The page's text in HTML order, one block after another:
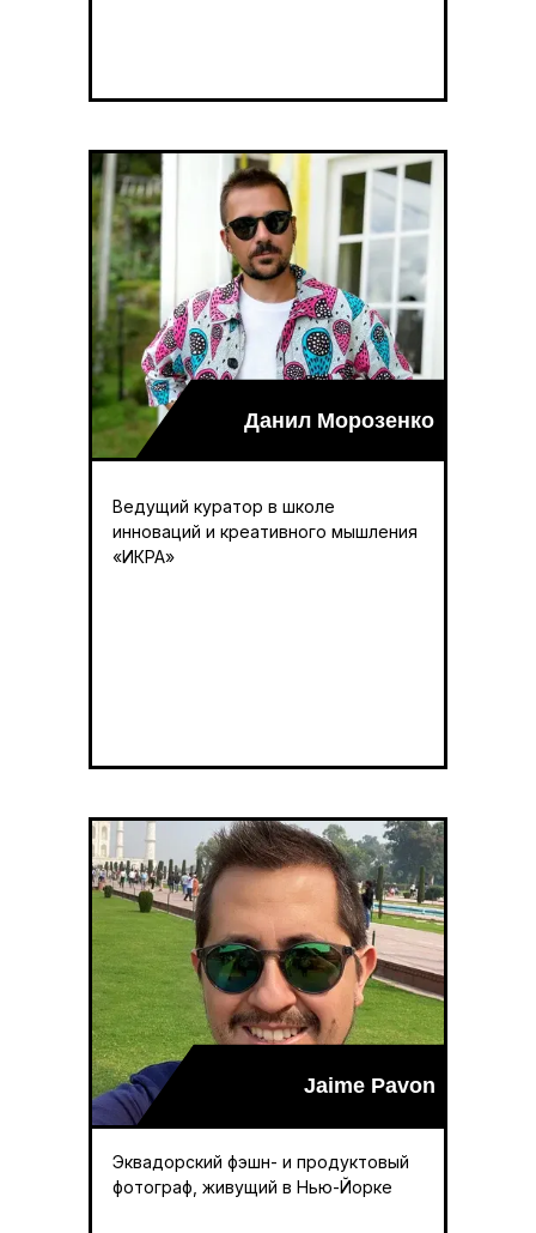
Ведущий куратор в школе
инноваций и креативного мышления
«ИКРА»
Данил Морозенко
Эквадорский фэшн- и продуктовый
фотограф, живущий в Нью-Йорке
Jaime Pavon